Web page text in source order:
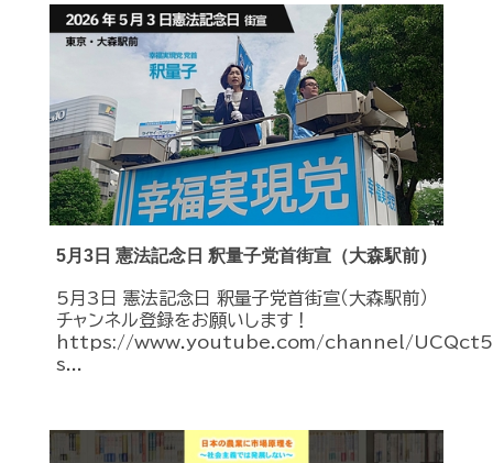
5月3日 憲法記念日 釈量子党首街宣（大森駅前）
5月3日 憲法記念日 釈量子党首街宣（大森駅前）
チャンネル登録をお願いします！
https://www.youtube.com/channel/
s...